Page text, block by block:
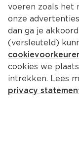
voeren zoals het
onze
dan ga je
(versleuteld)
cookies we
intrekken. Lees
privacy